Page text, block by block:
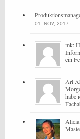
01. NOV, 2017
mk:
ein
Ari
habe